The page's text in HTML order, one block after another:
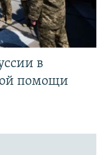
в
помощи